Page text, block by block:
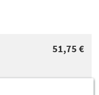
51,75 €